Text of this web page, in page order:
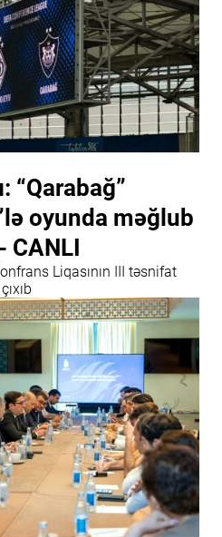
“Qarabağ”
oyunda məğlub
CANLI
Liqasının III təsnifat